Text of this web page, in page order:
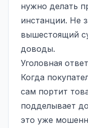
нужно делать
инстанции. Не
вышестоящий
доводы.
Уголовная
Когда
сам портит
подделывает
это уже